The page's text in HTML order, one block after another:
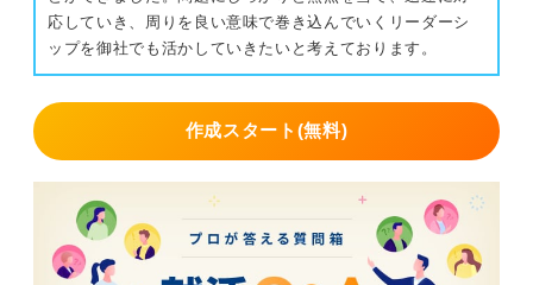
応していき、周りを良い意味で巻き込んでいくリーダーシ
ップを御社でも活かしていきたいと考えております。
作成スタート(無料)